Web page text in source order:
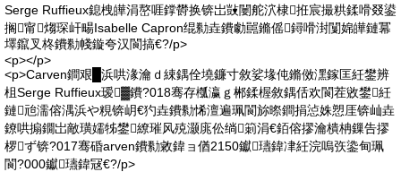
Serge Ruffieux鎴栧皣涓嶅啀鐣欎换锛岀敱闄舵泬棣拰宸撮粠鍒嗗叕鍙
搁甯煼琛屽畼Isabelle Capron绲勬垚鐨勮嚚鏅傜鐞嗗湗闅婂皣鏈冪
墿鑹叉柊鐨勬帴鏇夸汉閬搞€?/p>
<p></p>
<p>Carven鐧艰█浜哄湪瀹ｄ綀鍝佺墝鐮寸敘娑堟伅鏅傚潶鎵匡紝鐢辨
柤Serge Ruffieux瑷▓鐨?018骞存槬瀛ｇ郴鍒楃敘鍝佸欢閬茬敓鐢紝
鏈兘濡傛湡浜や粯锛岄€犳垚鐨勬悕澶遍珮閬旀暩鐧捐惉姝愬厓锛屾垚
鐐哄搧鐗岀敵璜嬬牬鐢繚璀风殑灏庣伀绱箣涓€銆傛摎瀹樻柟鏁告摎
椤ず锛?017骞碈arven鐨勬敹鍏ョ偤2150钀瓙鍏冿紝浣嗚矤鍌甸珮
閬?000钀瓙鍏冦€?/p>